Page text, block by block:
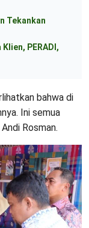
Tekankan
PERADI,
bahwa di
Ini semua
Rosman.